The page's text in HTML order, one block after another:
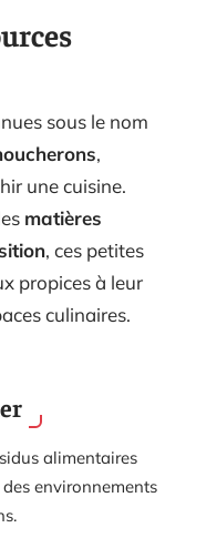
sous le nom
,
une cuisine.
matières
, ces petites
propices à leur
culinaires.
alimentaires
environnements